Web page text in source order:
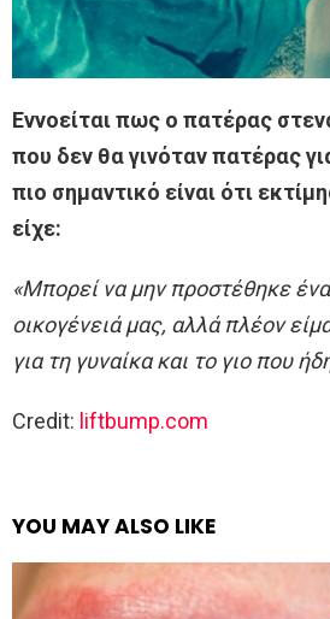
Εννοείται πως ο πατέρας
που δεν θα γινόταν πατέρας
πιο σημαντικό είναι ότι
είχε:
«Μπορεί να μην προστέθηκε
οικογένειά μας, αλλά πλέον
για τη γυναίκα και το γιο που
Credit: liftbump.com
YOU MAY ALSO LIKE